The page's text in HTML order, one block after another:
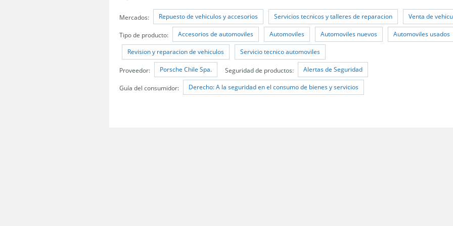
Mercados: Repuesto de vehiculos y accesorios Servicios tecnicos y talleres de reparacion Venta de
Tipo de producto: Accesorios de automoviles Automoviles Automoviles nuevos Automoviles usados
Revision y reparacion de vehiculos Servicio tecnico automoviles
Proveedor: Porsche Chile Spa. Seguridad de productos: Alertas de Seguridad
Guía del consumidor: Derecho: A la seguridad en el consumo de bienes y servicios